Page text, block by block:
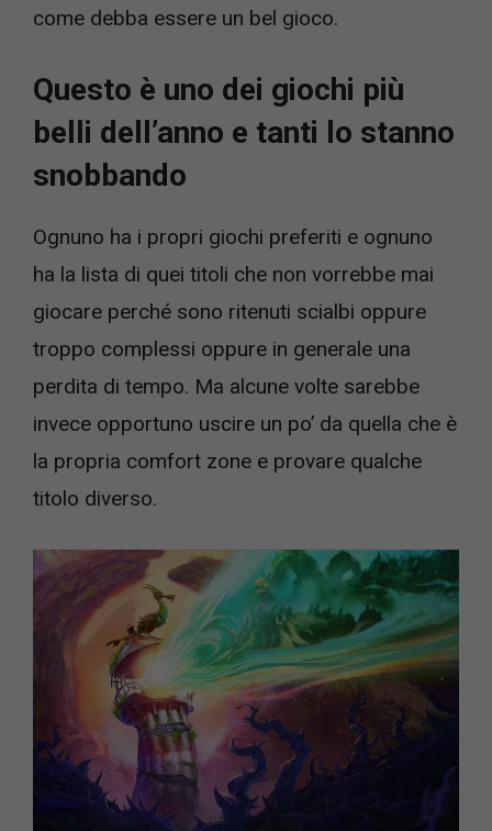
come debba essere un bel gioco.
Questo è uno dei giochi più
belli dell’anno e tanti lo stanno
snobbando
Ognuno ha i propri giochi preferiti e ognuno
ha la lista di quei titoli che non vorrebbe mai
giocare perché sono ritenuti scialbi oppure
troppo complessi oppure in generale una
perdita di tempo. Ma alcune volte sarebbe
invece opportuno uscire un po’ da quella che è
la propria comfort zone e provare qualche
titolo diverso.